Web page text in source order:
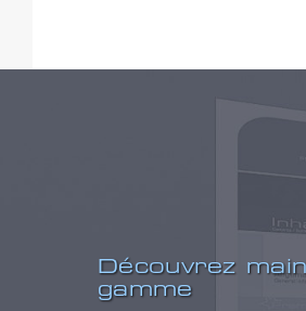
Découvrez
gamme